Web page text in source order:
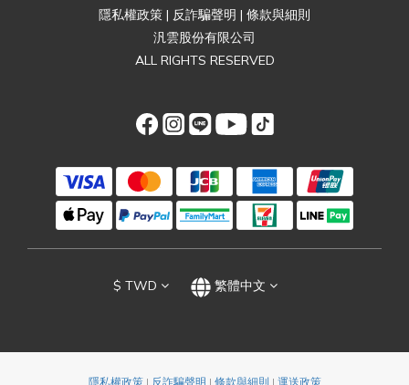
隱私權政策 | 反詐騙聲明 | 條款與細則
汎雲股份有限公司
ALL RIGHTS RESERVED
$ TWD 繁體中文
隱私權政策| 反詐騙聲明 | 條款與細則 | 運送政策